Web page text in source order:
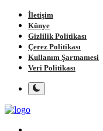
İletişim
Künye
Gizlilik Politikası
Çerez Politikası
Kullanım Şartnamesi
Veri Politikası